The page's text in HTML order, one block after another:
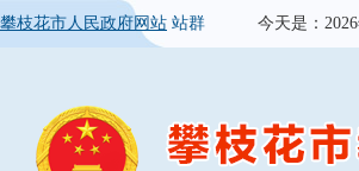
攀枝花市人民政府网站 站群 今天是：